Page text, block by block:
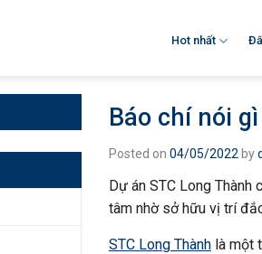
Hot nhất
Báo chí nói
Posted on 04/05/2022 by
Dự án STC Long Thành
tâm nhờ sở hữu vị trí
STC Long Thành là một